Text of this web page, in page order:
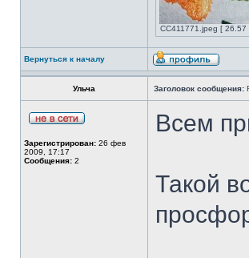
CC411771.jpeg [
Вернуться к началу
Ульча Заголовок сообщения:
Зарегистрирован: 26 фев
2009, 17:17
Сообщения: 2
Всем
Такой